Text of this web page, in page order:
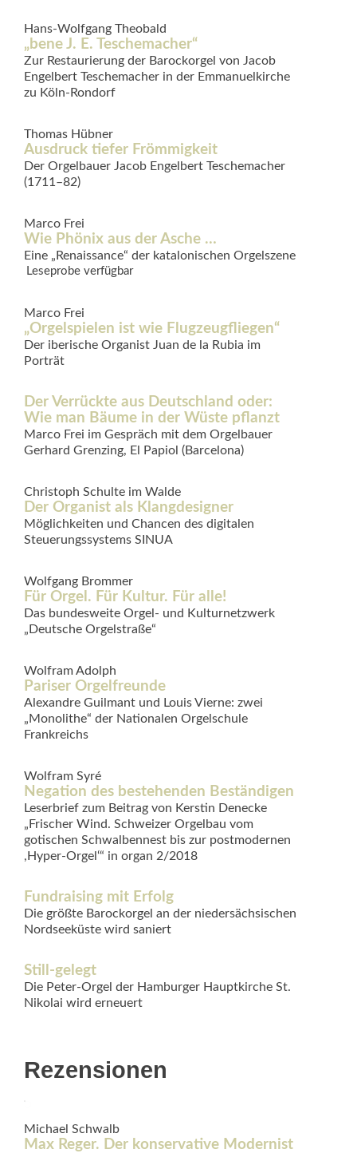
Hans-Wolfgang Theobald
„bene J. E. Teschemacher“
Zur Restaurierung der Barockorgel von Jacob
Engelbert Teschemacher in der Emmanuelkirche
zu Köln-Rondorf
Thomas Hübner
Ausdruck tiefer Frömmigkeit
Der Orgelbauer Jacob Engelbert Teschemacher
(1711–82)
Marco Frei
Wie Phönix aus der Asche …
Eine „Renaissance“ der katalonischen Orgelszene
Leseprobe verfügbar
Marco Frei
„Orgelspielen ist wie Flugzeugfliegen“
Der iberische Organist Juan de la Rubia im
Porträt
Der Verrückte aus Deutschland oder:
Wie man Bäume in der Wüste pflanzt
Marco Frei im Gespräch mit dem Orgelbauer
Gerhard Grenzing, El Papiol (Barcelona)
Christoph Schulte im Walde
Der Organist als Klang­designer
Möglichkeiten und Chancen des digitalen
Steuerungssystems SINUA
Wolfgang Brommer
Für Orgel. Für Kultur. Für alle!
Das bundesweite Orgel- und Kulturnetzwerk
„Deutsche Orgelstraße“
Wolfram Adolph
Pariser Orgelfreunde
Alexandre Guilmant und Louis Vierne: zwei
„Monolithe“ der Nationalen Orgelschule
Frankreichs
Wolfram Syré
Negation des bestehenden Beständigen
Leserbrief zum Beitrag von Kerstin Denecke
„Frischer Wind. Schweizer Orgelbau vom
gotischen Schwalbennest bis zur postmodernen
,Hyper-Orgel‘“ in organ 2/2018
Fundraising mit Erfolg
Die größte Barockorgel an der niedersächsischen
Nordseeküste wird saniert
Still-gelegt
Die Peter-Orgel der Hamburger Hauptkirche St.
Nikolai wird erneuert
Rezensionen
Michael Schwalb
Max Reger. Der konservative Modernist